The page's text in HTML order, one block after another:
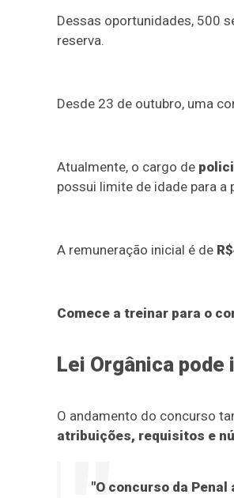
Dessas oportunidades, 500
reserva.
Desde 23 de outubro, uma
Atualmente, o cargo de
possui limite de idade para a
A remuneração inicial é de
Comece a treinar para o
Lei Orgânica
O andamento do concurso
atribuições, requisitos e
"O concurso da